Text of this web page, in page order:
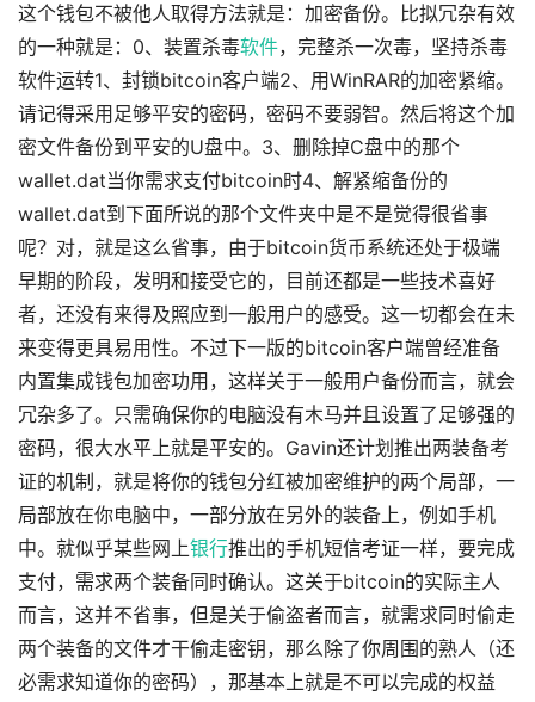
这个钱包不被他人取得方法就是：加密备份。比拟冗杂有效
的一种就是：0、装置杀毒软件，完整杀一次毒，坚持杀毒
软件运转1、封锁bitcoin客户端2、用WinRAR的加密紧缩。
请记得采用足够平安的密码，密码不要弱智。然后将这个加
密文件备份到平安的U盘中。3、删除掉C盘中的那个
wallet.dat当你需求支付bitcoin时4、解紧缩备份的
wallet.dat到下面所说的那个文件夹中是不是觉得很省事
呢？对，就是这么省事，由于bitcoin货币系统还处于极端
早期的阶段，发明和接受它的，目前还都是一些技术喜好
者，还没有来得及照应到一般用户的感受。这一切都会在未
来变得更具易用性。不过下一版的bitcoin客户端曾经准备
内置集成钱包加密功用，这样关于一般用户备份而言，就会
冗杂多了。只需确保你的电脑没有木马并且设置了足够强的
密码，很大水平上就是平安的。Gavin还计划推出两装备考
证的机制，就是将你的钱包分红被加密维护的两个局部，一
局部放在你电脑中，一部分放在另外的装备上，例如手机
中。就似乎某些网上银行推出的手机短信考证一样，要完成
支付，需求两个装备同时确认。这关于bitcoin的实际主人
而言，这并不省事，但是关于偷盗者而言，就需求同时偷走
两个装备的文件才干偷走密钥，那么除了你周围的熟人（还
必需求知道你的密码），那基本上就是不可以完成的权益